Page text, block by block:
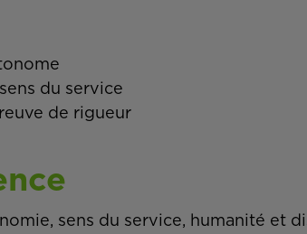
du service
de rigueur
sens du service, humanité et